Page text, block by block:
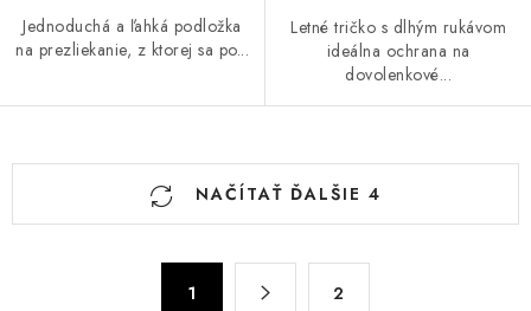
Jednoduchá a ľahká podložka
na prezliekanie, z ktorej sa po...
Letné tričko s dlhým rukávom
ideálna ochrana na
dovolenkové...
O
NAČÍTAŤ ĎALŠIE 4
1 2